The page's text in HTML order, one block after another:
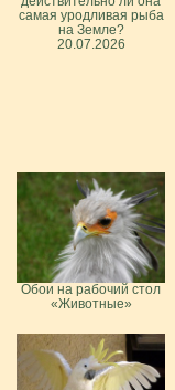
самая уродливая рыба
на Земле?
20.07.2026
Обои на рабочий стол
«Животные»